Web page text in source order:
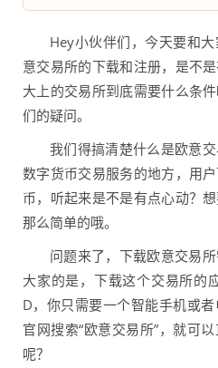
Hey小伙伴们，今天要和
意交易所的下载和注册，是不
大上的交易所到底需要什么条
们的疑问。
我们得搞清楚什么是欧意
数字货币交易服务的地方，用
币，听起来是不是有点心动？
那么简单的哦。
问题来了，下载欧意交易
大家的是，下载这个交易所的
D，你只需要一个智能手机或
官网搜索“欧意交易所”，就可
呢？